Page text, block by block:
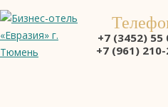
+7 (3452) 55
+7 (961)